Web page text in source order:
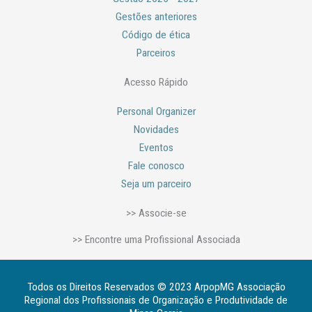
Gestões anteriores
Código de ética
Parceiros
Acesso Rápido
Personal Organizer
Novidades
Eventos
Fale conosco
Seja um parceiro
>> Associe-se
>> Encontre uma Profissional Associada
Todos os Direitos Reservados © 2023 ArpopMG Associação
Regional dos Profissionais de Organização e Produtividade de